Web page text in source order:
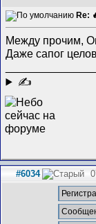
Re:
Между прочим,
Даже сапог
✍
#6034